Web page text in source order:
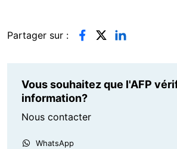
Partager sur :
Vous souhaitez que l'AFP
information?
Nous contacter
WhatsApp